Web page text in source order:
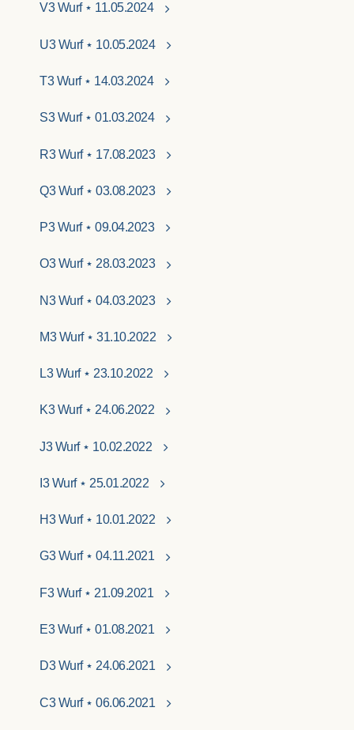
V3 Wurf ⋆ 11.05.2024
U3 Wurf ⋆ 10.05.2024
T3 Wurf ⋆ 14.03.2024
S3 Wurf ⋆ 01.03.2024
R3 Wurf ⋆ 17.08.2023
Q3 Wurf ⋆ 03.08.2023
P3 Wurf ⋆ 09.04.2023
O3 Wurf ⋆ 28.03.2023
N3 Wurf ⋆ 04.03.2023
M3 Wurf ⋆ 31.10.2022
L3 Wurf ⋆ 23.10.2022
K3 Wurf ⋆ 24.06.2022
J3 Wurf ⋆ 10.02.2022
I3 Wurf ⋆ 25.01.2022
H3 Wurf ⋆ 10.01.2022
G3 Wurf ⋆ 04.11.2021
F3 Wurf ⋆ 21.09.2021
E3 Wurf ⋆ 01.08.2021
D3 Wurf ⋆ 24.06.2021
C3 Wurf ⋆ 06.06.2021